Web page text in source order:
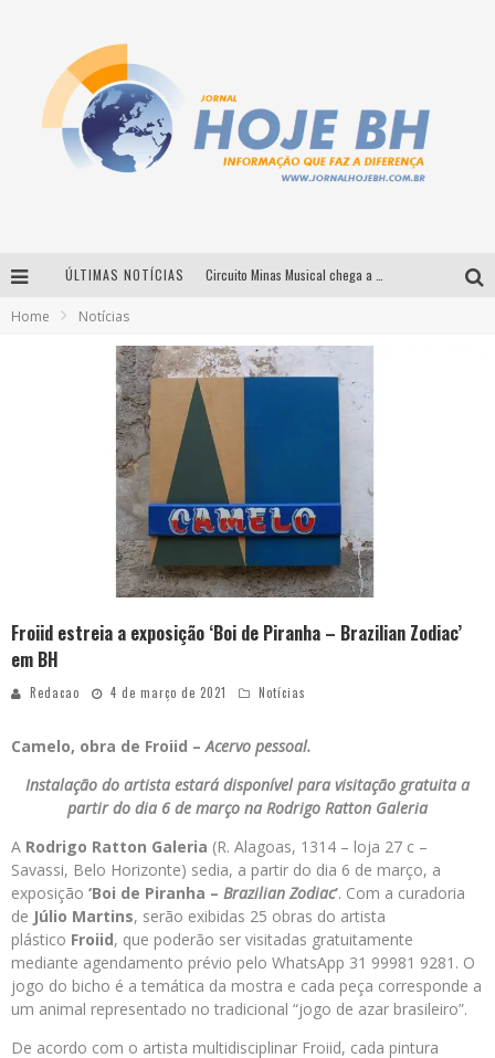
ÚLTIMAS NOTÍCIAS
Home Notícias
Froiid estreia a exposição ‘Boi de Piranha – Brazilian Zodiac’
em BH
Redacao 4 de março de 2021 Notícias
Camelo, obra de Froiid –Acervo pessoal.
Instalação do artista estará disponível para visitação gratuita a
partir do dia 6 de março na Rodrigo Ratton Galeria
A Rodrigo Ratton Galeria (R. Alagoas, 1314 – loja 27 c –
Savassi, Belo Horizonte) sedia, a partir do dia 6 de março, a
exposição ‘Boi de Piranha – Brazilian Zodiac’. Com a curadoria
de Júlio Martins, serão exibidas 25 obras do artista
plástico Froiid, que poderão ser visitadas gratuitamente
mediante agendamento prévio pelo WhatsApp 31 99981 9281. O
jogo do bicho é a temática da mostra e cada peça corresponde a
um animal representado no tradicional “jogo de azar brasileiro”.
De acordo com o artista multidisciplinar Froiid, cada pintura